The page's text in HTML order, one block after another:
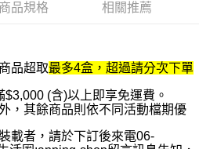
商品規格 相關推薦
品超取最多4盒，超過請分次下單
(含)以上即享免運費。
，其餘商品則依不同活動檔期優
載者，請於下訂後來電06-